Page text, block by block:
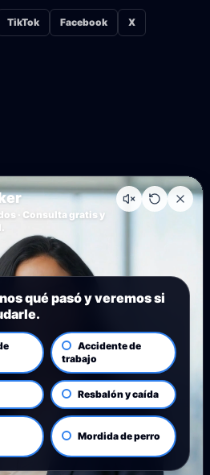
TikTok Facebook X
· Consulta gratis y
qué pasó y veremos si
Accidente de
trabajo
Resbalón y caída
Mordida de perro